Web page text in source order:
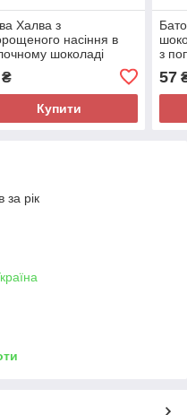
Халва з
насіння в
шоколаді
Купити
з
57
за рік